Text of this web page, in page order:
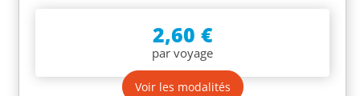
2,60 €
par voyage
Voir les modalités